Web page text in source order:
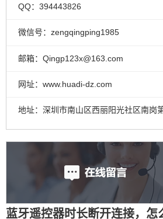
QQ：394443826
微信号：zengqingping1985
邮箱：Qingp123x@163.com
网址：www.huadi-dz.com
地址：深圳市南山区西丽阳光社区南岗
蓝牙遥控器时长断开连接，怎